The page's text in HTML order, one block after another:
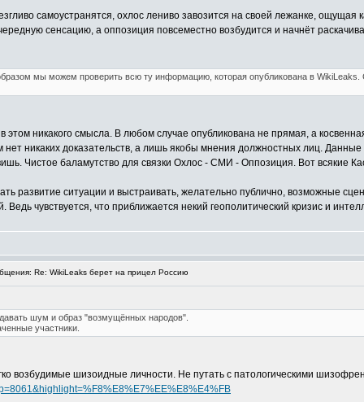
самоустранятся, охлос лениво завозится на своей лежанке,
сенсацию, а оппозиция повсеместно возбудится и начнёт
мы можем проверить всю ту информацию, которая опубликована в WikiLeaks.
этом никакого смысла. В любом случае опубликована не прямая, а
нет никаких доказательств, а лишь якобы мнения должностных лиц.
Чистое баламутство для связки Охлос - СМИ - Оппозиция. Вот всякие
развитие ситуации и выстраивать, желательно публично, возможные
чувствуется, что приближается некий геополитический кризис и
Re: WikiLeaks берет на прицел Россию
шум и образ "возмущённых народов".
участники.
возбудимые шизоидные личности. Не путать с патологическими